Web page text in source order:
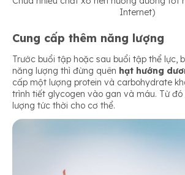
Internet)
Cung cấp thêm năng lượng
Trước buổi tập hoặc sau buổi tập thể lực,
năng lượng thì đừng quên hạt hướng
cấp một lượng protein và carbohydrate
trình tiết glycogen vào gan và máu. Từ
lượng tức thời cho cơ thể.